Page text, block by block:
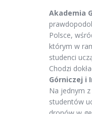
Akademia
Polsce,
którym w
studenci
Chodzi
Górniczej i
Na jednym
studentów